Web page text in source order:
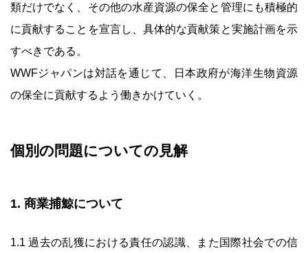
類だけでなく、その他の水産資源の保全と管理にも積極的
に貢献することを宣言し、具体的な貢献策と実施計画を示
すべきである。
WWFジャパンは対話を通じて、日本政府が海洋生物資源
の保全に貢献するよう働きかけていく。
個別の問題についての見解
1. 商業捕鯨について
1.1 過去の乱獲における責任の認識、また国際社会での信